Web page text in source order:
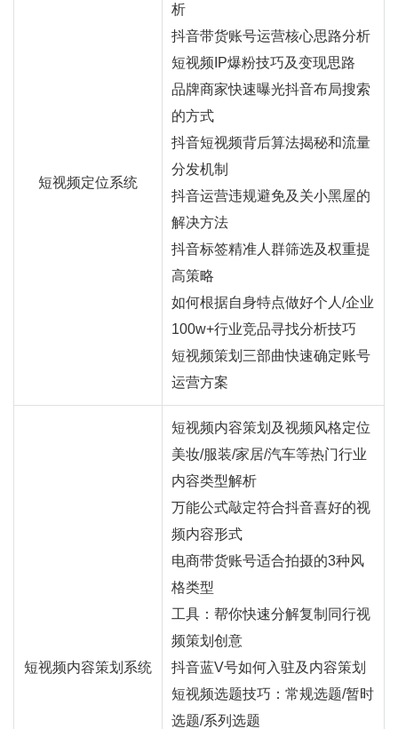
短视频定位系统
析
抖音带货账号运营核心思路分析
短视频IP爆粉技巧及变现思路
品牌商家快速曝光抖音布局搜索
的方式
抖音短视频背后算法揭秘和流量
分发机制
抖音运营违规避免及关小黑屋的
解决方法
抖音标签精准人群筛选及权重提
高策略
如何根据自身特点做好个人/企业
100w+行业竞品寻找分析技巧
短视频策划三部曲快速确定账号
运营方案
短视频内容策划系统
短视频内容策划及视频风格定位
美妆/服装/家居/汽车等热门行业
内容类型解析
万能公式敲定符合抖音喜好的视
频内容形式
电商带货账号适合拍摄的3种风
格类型
工具：帮你快速分解复制同行视
频策划创意
抖音蓝V号如何入驻及内容策划
短视频选题技巧：常规选题/暂时
选题/系列选题